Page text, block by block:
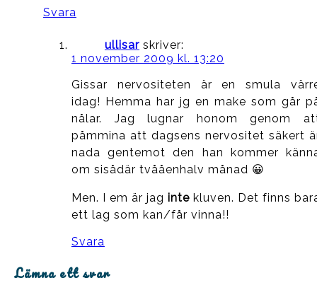
Svara
ullisar skriver:
1 november 2009 kl. 13:20
Gissar nervositeten är en smula
idag! Hemma har jg en make som går
nålar. Jag lugnar honom genom
påmmina att dagsens nervositet säkert
nada gentemot den han kommer
om sisådär tvååenhalv månad 😀
Men. I em är jag intekluven. Det finns
ett lag som kan/får vinna!!
Svara
Lämna ett svar